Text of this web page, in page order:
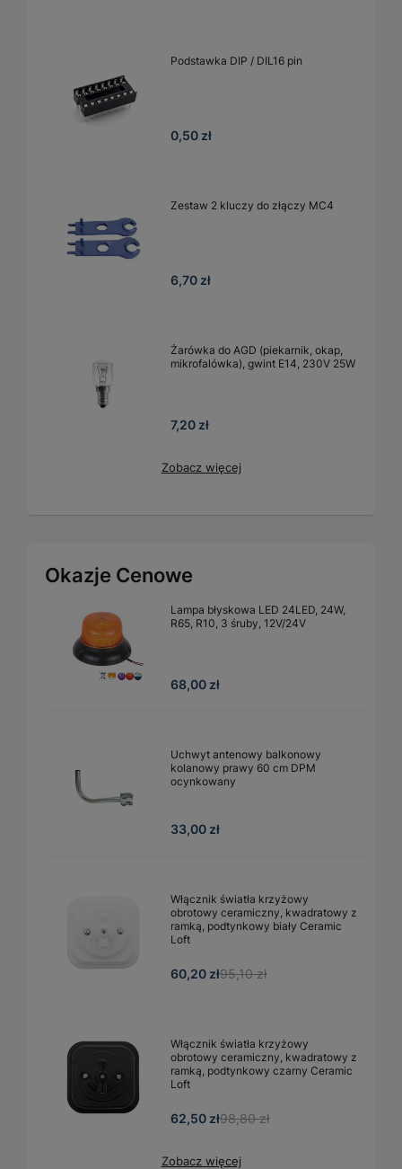
Podstawka DIP / DIL16 pin
0,50 zł
Zestaw 2 kluczy do złączy MC4
6,70 zł
Żarówka do AGD (piekarnik, okap,
mikrofalówka), gwint E14, 230V 25W
7,20 zł
Zobacz więcej
Okazje Cenowe
Lampa błyskowa LED 24LED, 24W,
R65, R10, 3 śruby, 12V/24V
68,00 zł
Uchwyt antenowy balkonowy
kolanowy prawy 60 cm DPM
ocynkowany
33,00 zł
Włącznik światła krzyżowy
obrotowy ceramiczny, kwadratowy z
ramką, podtynkowy biały Ceramic
Loft
60,20 zł95,10 zł
Włącznik światła krzyżowy
obrotowy ceramiczny, kwadratowy z
ramką, podtynkowy czarny Ceramic
Loft
62,50 zł98,80 zł
Zobacz więcej